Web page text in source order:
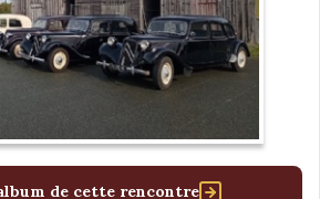
de cette rencontre